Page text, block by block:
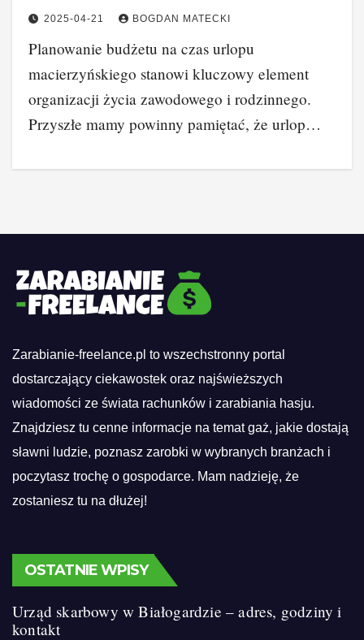
2025-04-21 BOGDAN MATECKI
Planowanie budżetu na czas urlopu
macierzyńskiego stanowi kluczowy element
organizacji życia zawodowego i rodzinnego.
Przyszłe mamy powinny pamiętać, że urlop…
Zarabianie-freelance.pl to wszechstronny portal
dostarczający ciekawostek oraz najświeższych
wiadomości ze świata rachunków i zarabiania hasju.
Znajdziesz tu cenne informacje na temat gaż, jakie dostają
sławni ludzie, poznasz zarobki w wybranych branżach i
poczytasz trochę o gospodarce. Mam nadzieję, że
zostaniesz tu na dłużej!
OSTATNIE WPISY
Urząd skarbowy w Białogardzie – adres, godziny i
kontakt